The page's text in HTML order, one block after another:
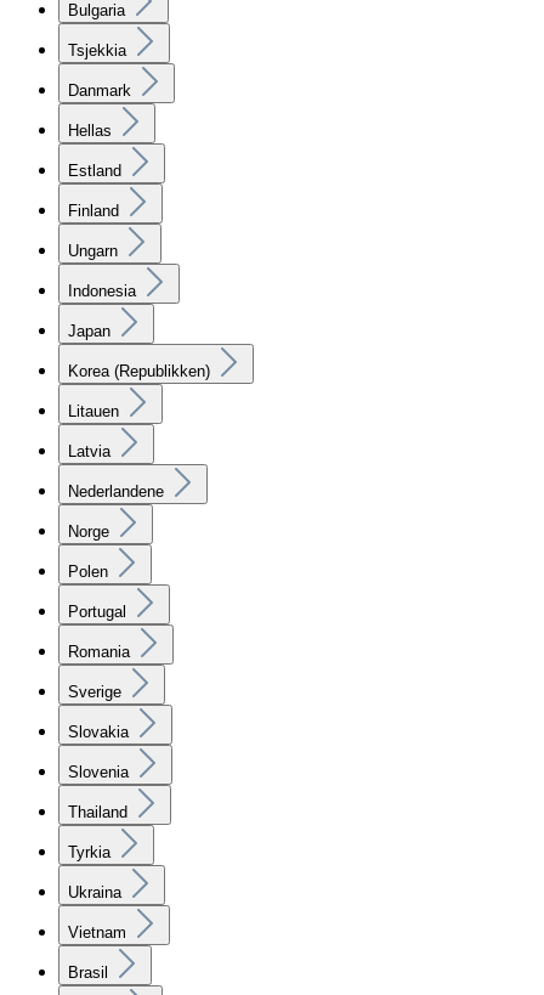
Bulgaria
Tsjekkia
Danmark
Hellas
Estland
Finland
Ungarn
Indonesia
Japan
Korea (Republikken)
Litauen
Latvia
Nederlandene
Norge
Polen
Portugal
Romania
Sverige
Slovakia
Slovenia
Thailand
Tyrkia
Ukraina
Vietnam
Brasil